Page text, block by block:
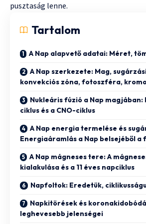
pusztaság lenne.
Tartalom
A Nap alapvető adatai: Méret,
A Nap szerkezete: Mag,
konvekciós zóna, fotoszféra,
Nukleáris fúzió a Nap
ciklus és a CNO-ciklus
A Nap energia termelése és
Energiaáramlás a Nap belsejéből a
A Nap mágneses tere: A
kialakulása és a 11 éves napciklus
Napfoltok: Eredetük,
Napkitörések és
leghevesebb jelenségei